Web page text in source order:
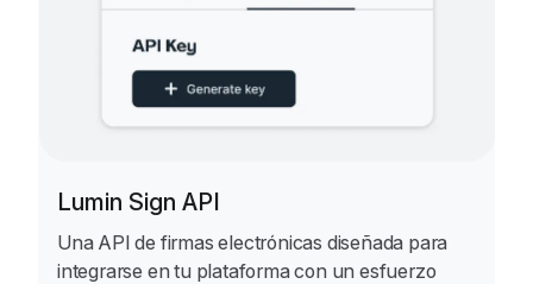
Lumin Sign API
Una API de firmas electrónicas diseñada para
integrarse en tu plataforma con un esfuerzo